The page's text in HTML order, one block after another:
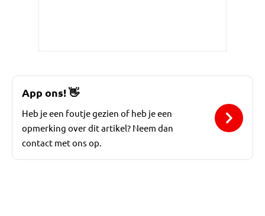
App ons!👋
Heb je een foutje gezien of heb je een
opmerking over dit artikel? Neem dan
contact met ons op.